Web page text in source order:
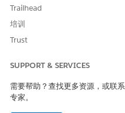
请与我们共享您的想
是
Trailhead
培训
Trust
SUPPORT & SERVICES
需要帮助？查找更多资源，或联系
专家。